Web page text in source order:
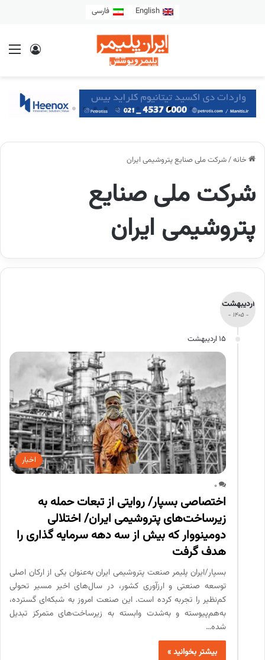
English فارسی
خانه/شرکت ملی صنایع پتروشیمی ایران
شرکت ملی صنایع
پتروشیمی ایران
اردیبهشت
- 1405 -
15 اردیبهشت
اخبار
0
اختصاصی بسپار/ روایتی از تبعات حمله به
زیرساخت‌های پتروشیمی ایران/ اختلالی
دومینووار که بیش از سه دهه سرمایه گذاری را
هدف گرفت
بسپار/ایران پلیمر صنعت پتروشیمی ایران به‌عنوان یکی از ارکان اصلی
توسعه صنعتی و ارزآوری کشور، در سال‌های اخیر مسیر تحولی
کم‌نظیر را تجربه کرده است. این صنعت امروز به شبکه‌ای گسترده،
به‌هم‌پیوسته و به‌شدت وابسته به زیرساخت‌های متمرکز تبدیل
شده…
بیشتر بخوانید »